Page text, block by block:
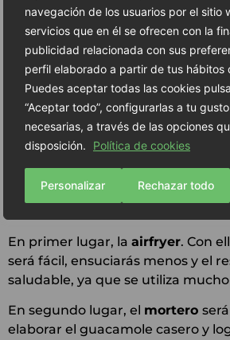
navegación de los usuarios por el sitio
servicios que en él se ofrecen con la
publicidad relacionada con sus
perfil elaborado a partir de tus hábitos
Puedes aceptar todas las cookies
“Aceptar todo”, configurarlas a tu
necesarias, a través de las opciones
disposición.
Política de cookies
Personalizar Rechazar todo
11
Por último,desmenuza
espolvoréalosobre el
una hojita de cilantro
Utensilios
tacos de pollo
Esta receta de tacos en airfryer
utensilios concretos, con los que
En primer lugar, la airfryer. Con
será fácil, ensuciarás menos y el
saludable, ya que se utiliza
En segundo lugar, el mortero
elaborar el guacamole casero y